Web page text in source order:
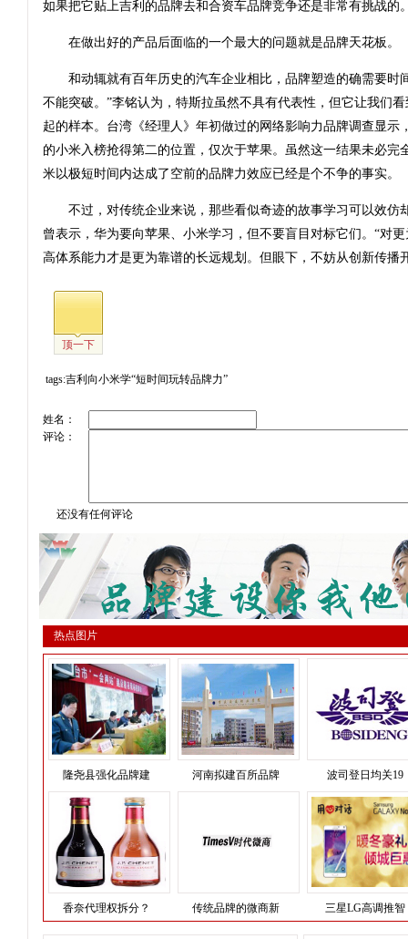
如果把它贴上吉利的品牌去和合资车品牌竞争还是非常有挑战的
在做出好的产品后面临的一个最大的问题就是品牌天花板。
和动辄就有百年历史的汽车企业相比，品牌塑造的确需要时
不能突破。”李铭认为，特斯拉虽然不具有代表性，但它让我们
起的样本。台湾《经理人》年初做过的网络影响力品牌调查显示
的小米入榜抢得第二的位置，仅次于苹果。虽然这一结果未必完
米以极短时间内达成了空前的品牌力效应已经是个不争的事实。
不过，对传统企业来说，那些看似奇迹的故事学习可以效仿
曾表示，华为要向苹果、小米学习，但不要盲目对标它们。“对
高体系能力才是更为靠谱的长远规划。但眼下，不妨从创新传播
顶一下
tags:吉利向小米学“短时间玩转品牌力”
姓名：
评论：
还没有任何评论
热点图片
隆尧县强化品牌建 河南拟建百所品牌 波司登日均关19
香奈代理权拆分？ 传统品牌的微商新 三星LG高调推智